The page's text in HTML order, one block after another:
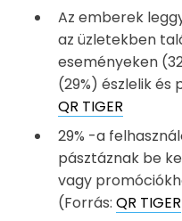
Az emberek
az üzletekben
eseményeken
(29%) észlelik és
QR TIGER
29% -a
pásztáznak be
vagy
(Forrás: QR TIGER